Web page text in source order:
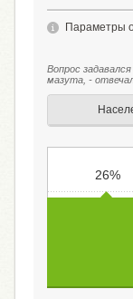
Параметры
Вопрос
мазута, -
26%